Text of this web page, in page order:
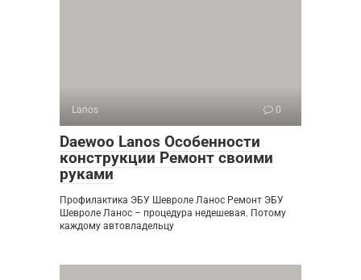
Lanos 0
Daewoo Lanos Особенности
конструкции Ремонт своими
руками
Профилактика ЭБУ Шевроле Ланос Ремонт ЭБУ
Шевроле Ланос – процедура недешевая. Потому
каждому автовладельцу